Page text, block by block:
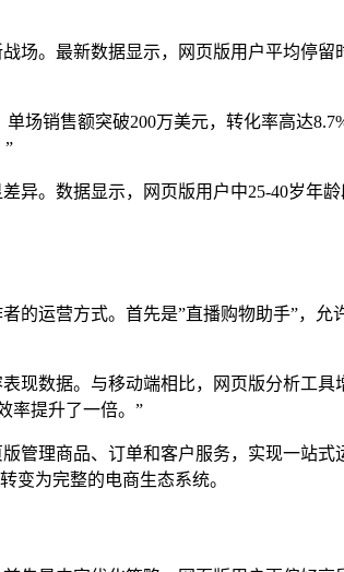
场。最新数据显示，网页版用户平均停
场销售额突破200万美元，转化率高达
”
异。数据显示，网页版用户中25-40岁年
的运营方式。首先是”直播购物助手”，
现数据。与移动端相比，网页版分析工具
率提升了一倍。”
管理商品、订单和客户服务，实现一站
变为完整的电商生态系统。